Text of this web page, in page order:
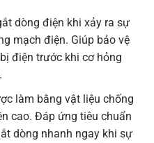
dòng điện khi xảy ra sự
mạch điện. Giúp bảo vệ
điện trước khi cơ hỏng
làm bằng vật liệu chống
cao. Đáp ứng tiêu chuẩn
dòng nhanh ngay khi sự